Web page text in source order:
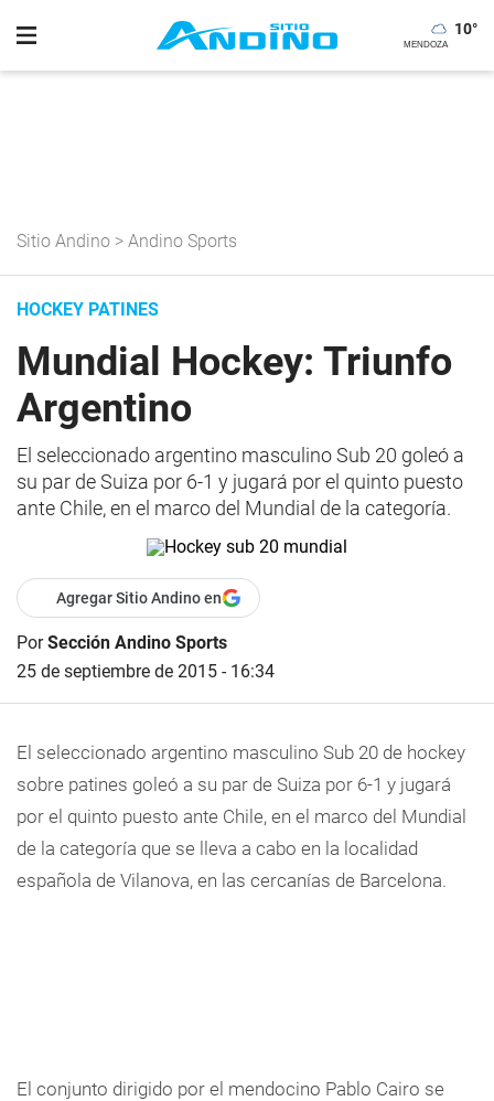
10°
Sitio Andino > Andino Sports
HOCKEY PATINES
Mundial Hockey: Triunfo
Argentino
El seleccionado argentino masculino Sub 20 goleó a
su par de Suiza por 6-1 y jugará por el quinto puesto
ante Chile, en el marco del Mundial de la categoría.
Agregar Sitio Andino en
PorSección Andino Sports
25 de septiembre de 2015 - 16:34
El seleccionado argentino masculino Sub 20 de hockey
sobre patines goleó a su par de Suiza por 6-1 y jugará
por el quinto puesto ante Chile, en el marco del Mundial
de la categoría que se lleva a cabo en la localidad
española de Vilanova, en las cercanías de Barcelona.
El conjunto dirigido por el mendocino Pablo Cairo se